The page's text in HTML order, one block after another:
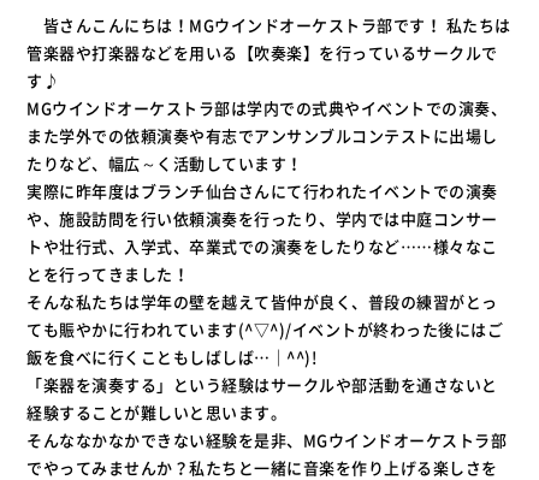
皆さんこんにちは！MGウインドオーケストラ部です！ 私たちは
管楽器や打楽器などを用いる【吹奏楽】を行っているサークルで
す♪
MGウインドオーケストラ部は学内での式典やイベントでの演奏、
また学外での依頼演奏や有志でアンサンブルコンテストに出場し
たりなど、幅広～く活動しています！
実際に昨年度はブランチ仙台さんにて行われたイベントでの演奏
や、施設訪問を行い依頼演奏を行ったり、学内では中庭コンサー
トや壮行式、入学式、卒業式での演奏をしたりなど……様々なこ
とを行ってきました！
そんな私たちは学年の壁を越えて皆仲が良く、普段の練習がとっ
ても賑やかに行われています(^▽^)/イベントが終わった後にはご
飯を食べに行くこともしばしば…｜^^)!
「楽器を演奏する」という経験はサークルや部活動を通さないと
経験することが難しいと思います。
そんななかなかできない経験を是非、MGウインドオーケストラ部
でやってみませんか？私たちと一緒に音楽を作り上げる楽しさを